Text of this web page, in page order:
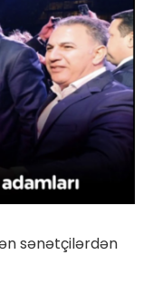
sənətçilərdən